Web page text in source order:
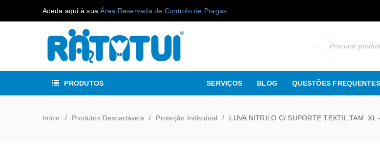
Aceda aqui à suaÁrea Reservada de Controlo de Pragas
PRODUTOS SERVIÇOS BLOG QUESTÕES FREQUENTES
Início / Produtos Descartáveis / Proteção Individual / LUVA NITRILO C/ SUPORTE TEXTIL TAM. XL